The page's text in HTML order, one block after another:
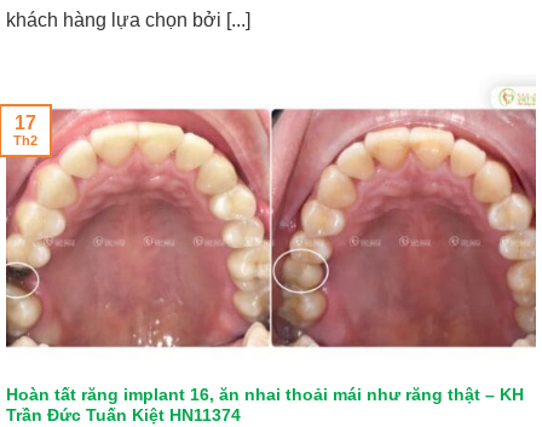
khách hàng lựa chọn bởi [...]
Hoàn tất răng implant 16, ăn nhai thoải mái như răng thật – KH
Trần Đức Tuấn Kiệt HN11374
17
Th2